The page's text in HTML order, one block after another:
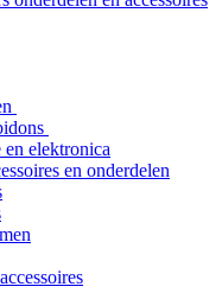
en elektronica
en onderdelen